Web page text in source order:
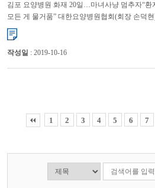
김포 요양병원 화재 20일…마녀사냥 멈추자“환
모든 게 물거품” 대한요양병원협회(회장 손덕
대비하더라도 화재가 발생하고, 요양병원의 특
작성일 : 2019-10-16
1 2 3 4 5 6 7